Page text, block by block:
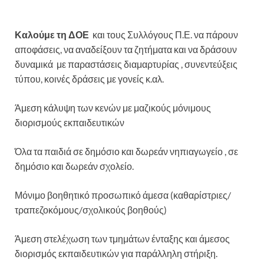
Καλούμε τη ΔΟΕ και τους Συλλόγους Π.Ε. να πάρουν
αποφάσεις, να αναδείξουν τα ζητήματα και να δράσουν
δυναμικά με παραστάσεις διαμαρτυρίας , συνεντεύξεις
τύπου, κοινές δράσεις με γονείς κ.αλ.
Άμεση κάλυψη των κενών με μαζικούς μόνιμους
διορισμούς εκπαιδευτικών
Όλα τα παιδιά σε δημόσιο και δωρεάν νηπιαγωγείο , σε
δημόσιο και δωρεάν σχολείο.
Μόνιμο βοηθητικό προσωπικό άμεσα (καθαρίστριες/
τραπεζοκόμους/σχολικούς βοηθούς)
Άμεση στελέχωση των τμημάτων ένταξης και άμεσος
διορισμός εκπαιδευτικών για παράλληλη στήριξη.